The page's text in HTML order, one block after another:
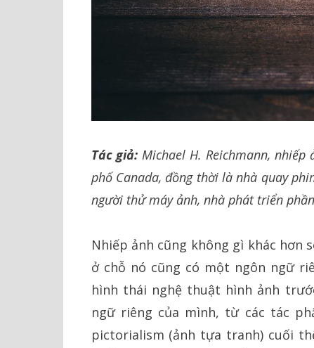
Tác giả: Michael H. Reichmann,
phố Canada, đồng thời là nhà quay
người thử máy ảnh, nhà phát triển
Nhiếp ảnh cũng không gì khác hơn
ở chỗ nó cũng có một ngôn ngữ
hình thái nghệ thuật hình ảnh
ngữ riêng của mình, từ các tác
pictorialism (ảnh tựa tranh) cuối